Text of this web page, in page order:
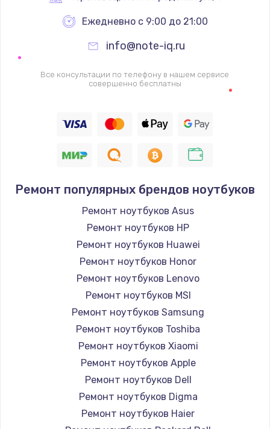
Ежедневно с 9:00 до 21:00
info@note-iq.ru
Все консультации по телефону в нашем сервисе
совершенно бесплатны
Ремонт популярных брендов ноутбуков
Ремонт ноутбуков Asus
Ремонт ноутбуков HP
Ремонт ноутбуков Huawei
Ремонт ноутбуков Honor
Ремонт ноутбуков Lenovo
Ремонт ноутбуков MSI
Ремонт ноутбуков Samsung
Ремонт ноутбуков Toshiba
Ремонт ноутбуков Xiaomi
Ремонт ноутбуков Apple
Ремонт ноутбуков Dell
Ремонт ноутбуков Digma
Ремонт ноутбуков Haier